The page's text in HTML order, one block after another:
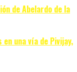
de Abelardo de la
en una vía de Pivijay,